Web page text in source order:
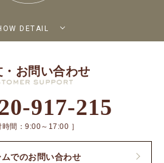
DETAIL
・お問い合わせ
917-215
時間：9:00～17:00 ］
でのお問い合わせ